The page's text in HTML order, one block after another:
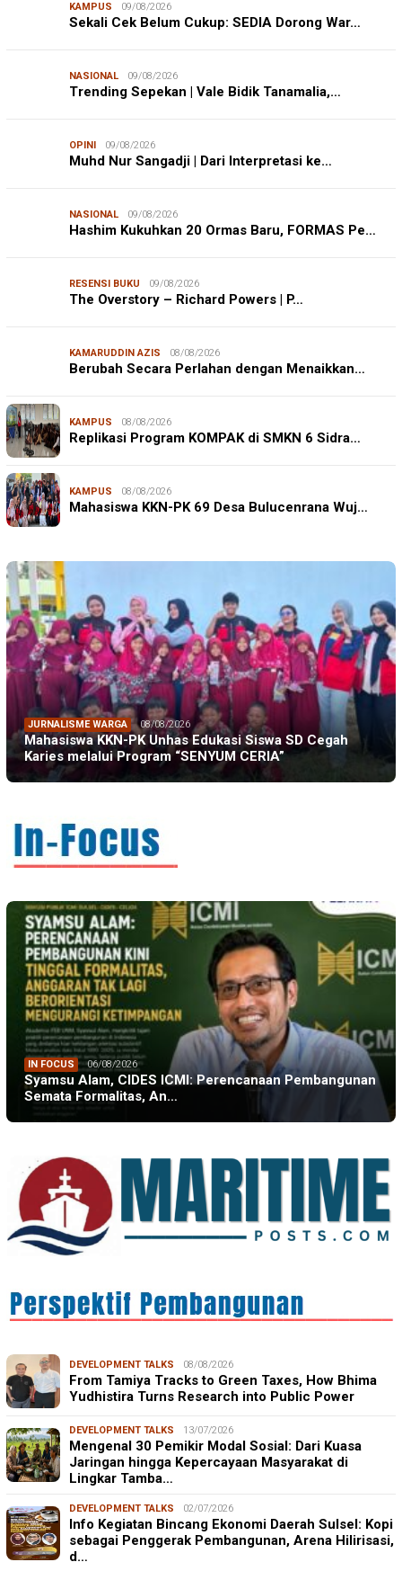
KAMPUS 09/08/2026
Sekali Cek Belum Cukup: SEDIA Dorong War…
NASIONAL 09/08/2026
Trending Sepekan | Vale Bidik Tanamalia,…
OPINI 09/08/2026
Muhd Nur Sangadji | Dari Interpretasi ke…
NASIONAL 09/08/2026
Hashim Kukuhkan 20 Ormas Baru, FORMAS Pe…
RESENSI BUKU 09/08/2026
The Overstory – Richard Powers | P…
KAMARUDDIN AZIS 08/08/2026
Berubah Secara Perlahan dengan Menaikkan…
KAMPUS 08/08/2026
Replikasi Program KOMPAK di SMKN 6 Sidra…
KAMPUS 08/08/2026
Mahasiswa KKN-PK 69 Desa Bulucenrana Wuj…
JURNALISME WARGA 08/08/2026
Mahasiswa KKN-PK Unhas Edukasi Siswa SD Cegah
Karies melalui Program “SENYUM CERIA”
IN FOCUS 06/08/2026
Syamsu Alam, CIDES ICMI: Perencanaan Pembangunan
Semata Formalitas, An…
DEVELOPMENT TALKS 08/08/2026
From Tamiya Tracks to Green Taxes, How Bhima
Yudhistira Turns Research into Public Power
DEVELOPMENT TALKS 13/07/2026
Mengenal 30 Pemikir Modal Sosial: Dari Kuasa
Jaringan hingga Kepercayaan Masyarakat di
Lingkar Tamba…
DEVELOPMENT TALKS 02/07/2026
Info Kegiatan Bincang Ekonomi Daerah Sulsel: Kopi
sebagai Penggerak Pembangunan, Arena Hilirisasi,
d…